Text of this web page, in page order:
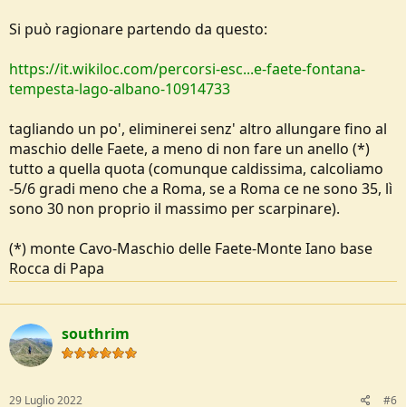
Si può ragionare partendo da questo:
https://it.wikiloc.com/percorsi-esc...e-faete-fontana-
tempesta-lago-albano-10914733
tagliando un po', eliminerei senz' altro allungare fino al
maschio delle Faete, a meno di non fare un anello (*)
tutto a quella quota (comunque caldissima, calcoliamo
-5/6 gradi meno che a Roma, se a Roma ce ne sono 35, lì
sono 30 non proprio il massimo per scarpinare).
(*) monte Cavo-Maschio delle Faete-Monte Iano base
Rocca di Papa
southrim
29 Luglio 2022 #6